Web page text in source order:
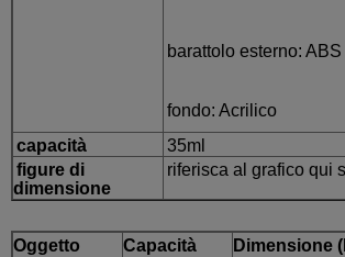
barattolo esterno: ABS
fondo: Acrilico
capacità
35ml
figure di
dimensione
riferisca al grafico qui
Oggetto Capacità Dimensione